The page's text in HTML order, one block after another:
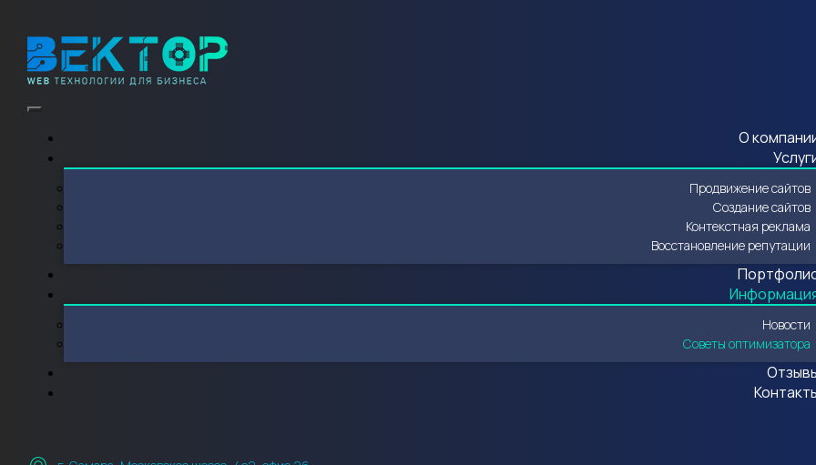
О
Продвижение сайтов
Создание сайтов
Контекстная реклама
Восстановление репутации
Новости
Советы оптимизатора